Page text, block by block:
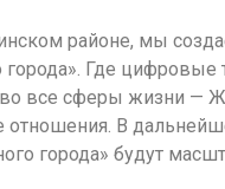
районе, мы
Где цифровые
все сферы жизни —
отношения. В
города» будут